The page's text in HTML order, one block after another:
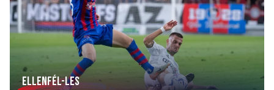
ELLENFÉL-LES